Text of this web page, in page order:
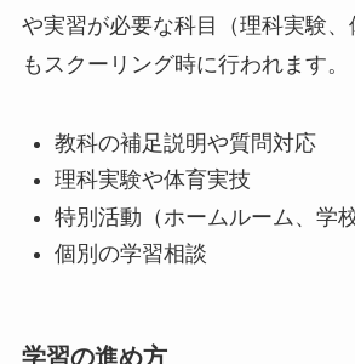
や実習が必要な科目（理科実験、
もスクーリング時に行われます。
教科の補足説明や質問対応
理科実験や体育実技
特別活動（ホームルーム、学
個別の学習相談
学習の進め方